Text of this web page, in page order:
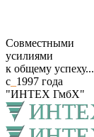
Совместными
усилиями
к общему успеху...
с 1997 года
"ИНТЕХ ГмбХ"